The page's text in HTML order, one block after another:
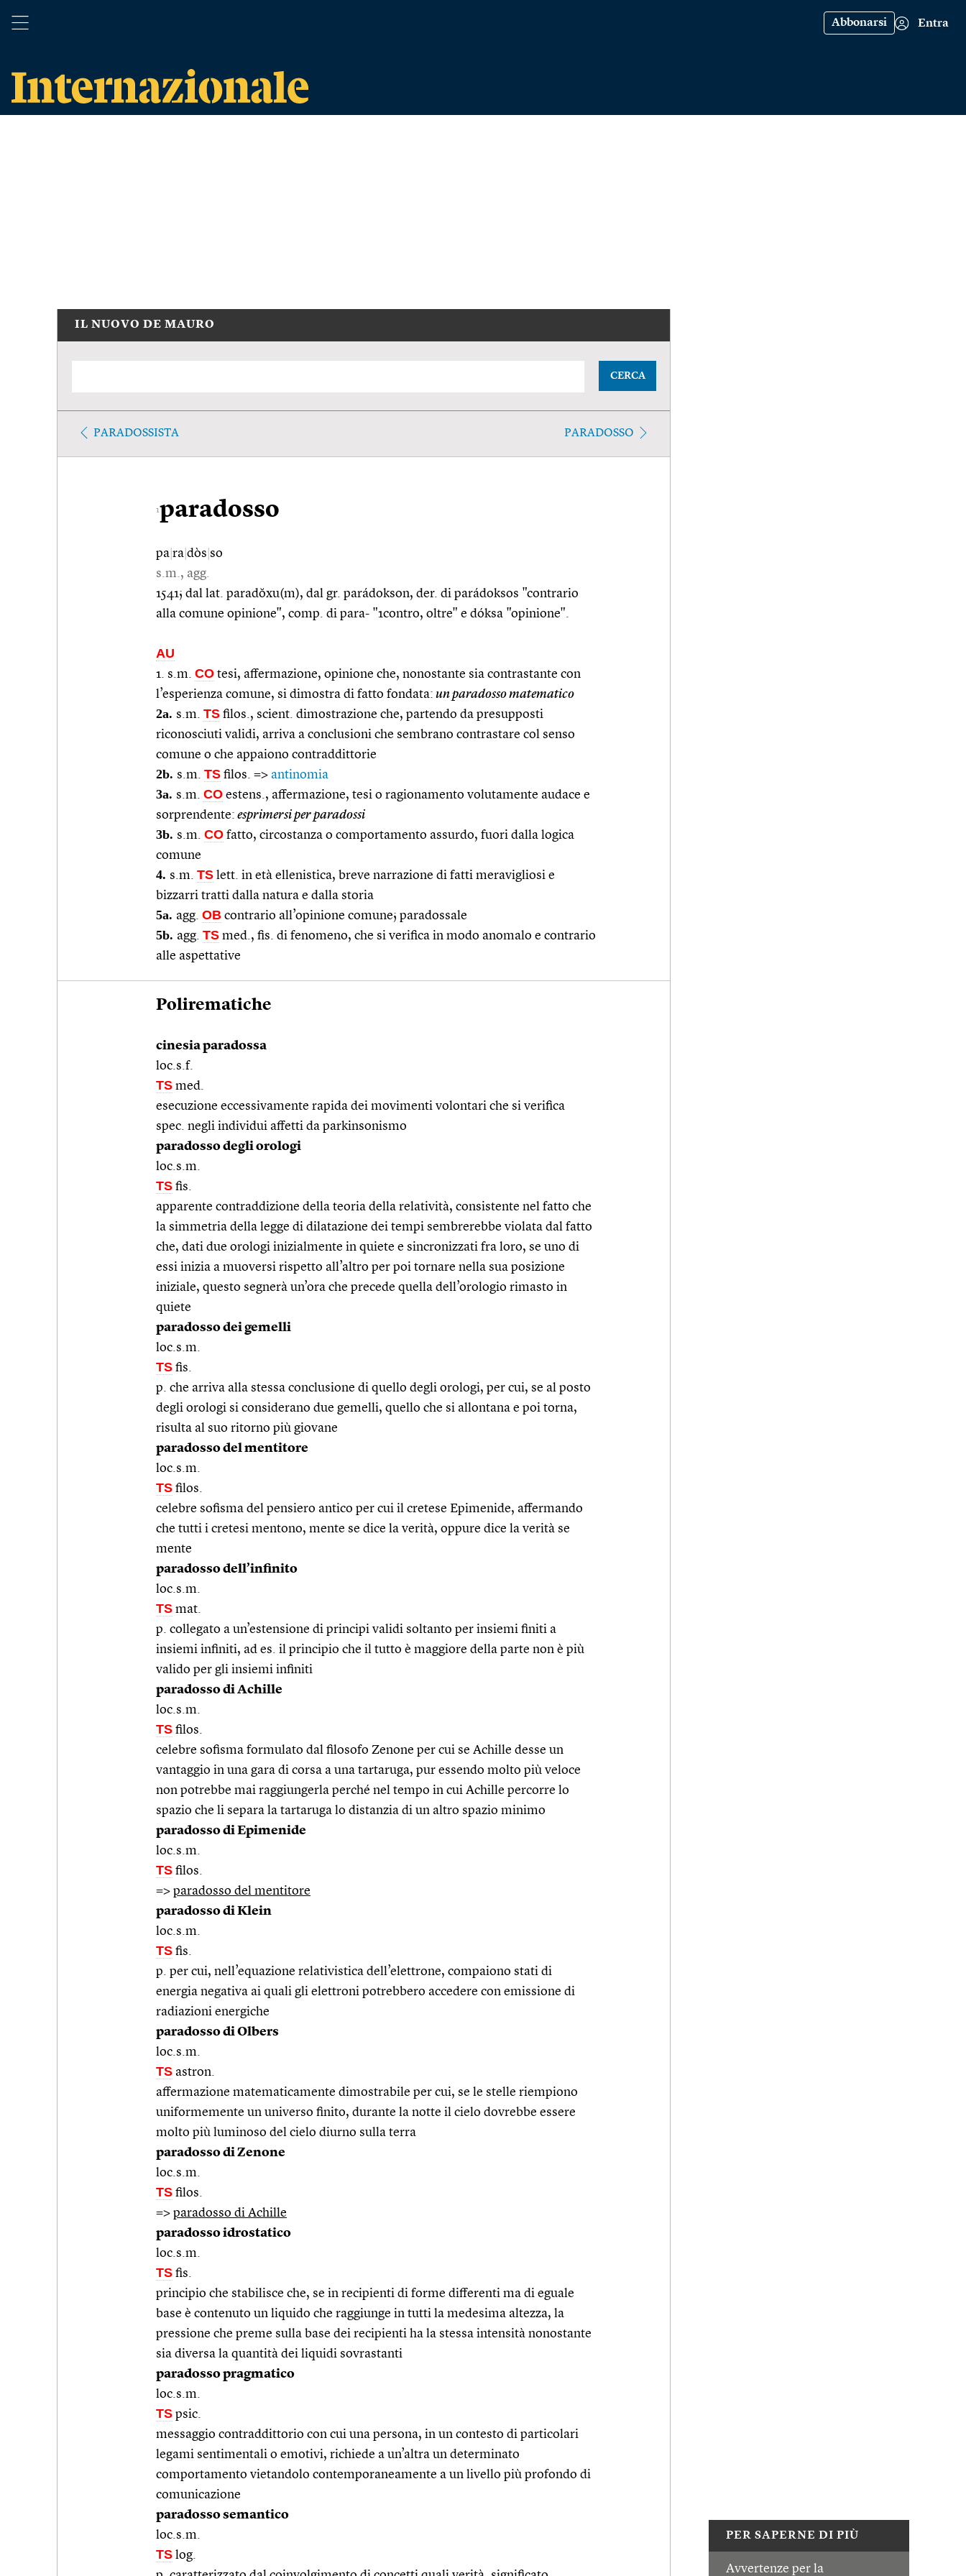
Abbonarsi Entra
PER SAPERNE DI PIÙ
Avvertenze per la
IL NUOVO DE MAURO
CERCA
PARADOSSISTA PARADOSSO
1paradosso
pa ra dòs so
s.m., agg.
1541; dal lat. paradŏxu(m), dal gr. parádokson, der. di parádoksos "contrario
alla comune opinione", comp. di para- "1contro, oltre" e dóksa "opinione".
AU
1. s.m. CO tesi, affermazione, opinione che, nonostante sia contrastante con
l’esperienza comune, si dimostra di fatto fondata: un paradosso matematico
2a. s.m. TS filos., scient. dimostrazione che, partendo da presupposti
riconosciuti validi, arriva a conclusioni che sembrano contrastare col senso
comune o che appaiono contraddittorie
2b. s.m. TS filos. => antinomia
3a. s.m. CO estens., affermazione, tesi o ragionamento volutamente audace e
sorprendente: esprimersi per paradossi
3b. s.m. CO fatto, circostanza o comportamento assurdo, fuori dalla logica
comune
4. s.m. TS lett. in età ellenistica, breve narrazione di fatti meravigliosi e
bizzarri tratti dalla natura e dalla storia
5a. agg. OB contrario all’opinione comune; paradossale
5b. agg. TS med., fis. di fenomeno, che si verifica in modo anomalo e contrario
alle aspettative
Polirematiche
cinesia paradossa
loc.s.f.
TS med.
esecuzione eccessivamente rapida dei movimenti volontari che si verifica
spec. negli individui affetti da parkinsonismo
paradosso degli orologi
loc.s.m.
TS fis.
apparente contraddizione della teoria della relatività, consistente nel fatto che
la simmetria della legge di dilatazione dei tempi sembrerebbe violata dal fatto
che, dati due orologi inizialmente in quiete e sincronizzati fra loro, se uno di
essi inizia a muoversi rispetto all’altro per poi tornare nella sua posizione
iniziale, questo segnerà un’ora che precede quella dell’orologio rimasto in
quiete
paradosso dei gemelli
loc.s.m.
TS fis.
p. che arriva alla stessa conclusione di quello degli orologi, per cui, se al posto
degli orologi si considerano due gemelli, quello che si allontana e poi torna,
risulta al suo ritorno più giovane
paradosso del mentitore
loc.s.m.
TS filos.
celebre sofisma del pensiero antico per cui il cretese Epimenide, affermando
che tutti i cretesi mentono, mente se dice la verità, oppure dice la verità se
mente
paradosso dell’infinito
loc.s.m.
TS mat.
p. collegato a un’estensione di principi validi soltanto per insiemi finiti a
insiemi infiniti, ad es. il principio che il tutto è maggiore della parte non è più
valido per gli insiemi infiniti
paradosso di Achille
loc.s.m.
TS filos.
celebre sofisma formulato dal filosofo Zenone per cui se Achille desse un
vantaggio in una gara di corsa a una tartaruga, pur essendo molto più veloce
non potrebbe mai raggiungerla perché nel tempo in cui Achille percorre lo
spazio che li separa la tartaruga lo distanzia di un altro spazio minimo
paradosso di Epimenide
loc.s.m.
TS filos.
=> paradosso del mentitore
paradosso di Klein
loc.s.m.
TS fis.
p. per cui, nell’equazione relativistica dell’elettrone, compaiono stati di
energia negativa ai quali gli elettroni potrebbero accedere con emissione di
radiazioni energiche
paradosso di Olbers
loc.s.m.
TS astron.
affermazione matematicamente dimostrabile per cui, se le stelle riempiono
uniformemente un universo finito, durante la notte il cielo dovrebbe essere
molto più luminoso del cielo diurno sulla terra
paradosso di Zenone
loc.s.m.
TS filos.
=> paradosso di Achille
paradosso idrostatico
loc.s.m.
TS fis.
principio che stabilisce che, se in recipienti di forme differenti ma di eguale
base è contenuto un liquido che raggiunge in tutti la medesima altezza, la
pressione che preme sulla base dei recipienti ha la stessa intensità nonostante
sia diversa la quantità dei liquidi sovrastanti
paradosso pragmatico
loc.s.m.
TS psic.
messaggio contraddittorio con cui una persona, in un contesto di particolari
legami sentimentali o emotivi, richiede a un’altra un determinato
comportamento vietandolo contemporaneamente a un livello più profondo di
comunicazione
paradosso semantico
loc.s.m.
TS log.